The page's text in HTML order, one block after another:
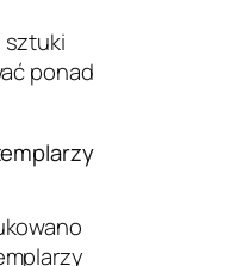
ponad